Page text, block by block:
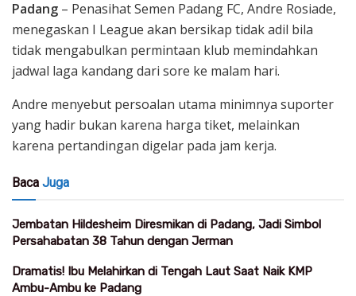
Padang – Penasihat Semen Padang FC, Andre Rosiade,
menegaskan I League akan bersikap tidak adil bila
tidak mengabulkan permintaan klub memindahkan
jadwal laga kandang dari sore ke malam hari.
Andre menyebut persoalan utama minimnya suporter
yang hadir bukan karena harga tiket, melainkan
karena pertandingan digelar pada jam kerja.
Baca Juga
Jembatan Hildesheim Diresmikan di Padang, Jadi Simbol
Persahabatan 38 Tahun dengan Jerman
Dramatis! Ibu Melahirkan di Tengah Laut Saat Naik KMP
Ambu-Ambu ke Padang